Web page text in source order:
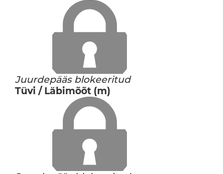
Juurdepääs blokeeritud
Tüvi / Läbimõõt (m)